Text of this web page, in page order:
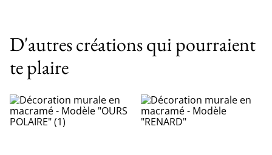
D'autres créations qui pourraient
te plaire